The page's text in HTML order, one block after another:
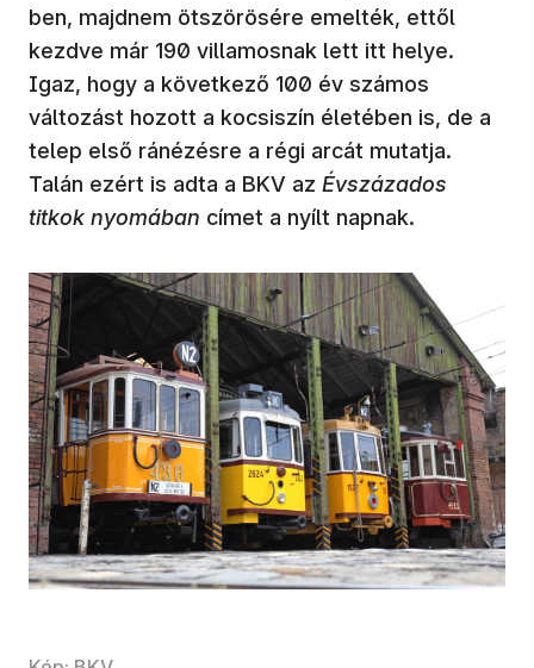
ben, majdnem ötszörösére emelték, ettől
kezdve már 190 villamosnak lett itt helye.
Igaz, hogy a következő 100 év számos
változást hozott a kocsiszín életében is, de a
telep első ránézésre a régi arcát mutatja.
Talán ezért is adta a BKV az Évszázados
titkok nyomában címet a nyílt napnak.